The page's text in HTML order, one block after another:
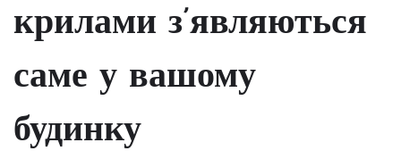
крилами з’являються
саме у вашому
будинку